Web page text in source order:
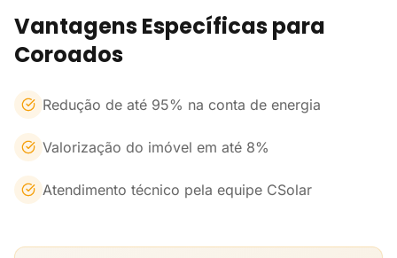
Vantagens Específicas para
Coroados
Redução de até 95% na conta de energia
Valorização do imóvel em até 8%
Atendimento técnico pela equipe CSolar